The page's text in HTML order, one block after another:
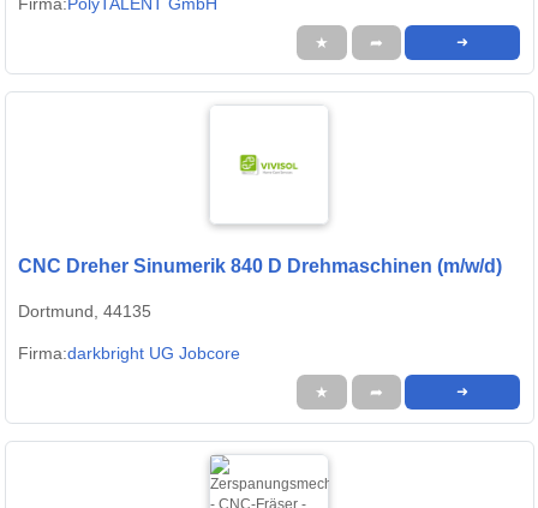
★ ➦ ➜
CNC Dreher Sinumerik 840 D Drehmaschinen (m/w/d)
Dortmund, 44135
Firma:darkbright UG Jobcore
★ ➦ ➜